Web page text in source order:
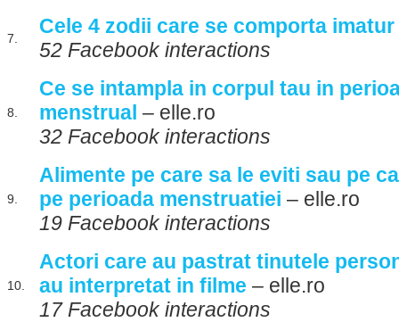
7.
Cele 4 zodii care se comporta imatur
52 Facebook interactions
8.
Ce se intampla in corpul tau in
menstrual – elle.ro
32 Facebook interactions
9.
Alimente pe care sa le eviti sau pe
pe perioada menstruatiei – elle.ro
19 Facebook interactions
10.
Actori care au pastrat tinutele
au interpretat in filme – elle.ro
17 Facebook interactions